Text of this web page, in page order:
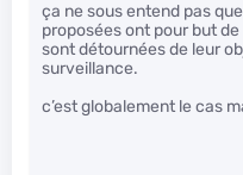
ça ne sous entend pas
proposées ont pour but
sont détournées de leur
surveillance.
c’est globalement le cas